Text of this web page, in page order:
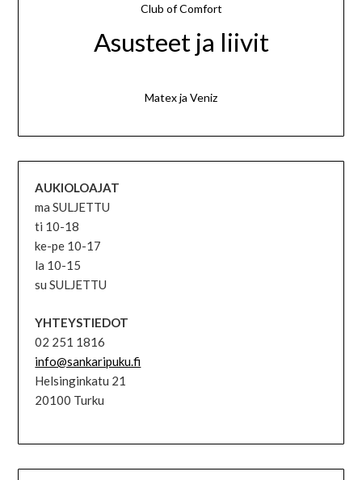
Club of Comfort
Asusteet ja liivit
Matex ja Veniz
AUKIOLOAJAT
ma SULJETTU
ti 10-18
ke-pe 10-17
la 10-15
su SULJETTU
YHTEYSTIEDOT
02 251 1816
info@sankaripuku.fi
Helsinginkatu 21
20100 Turku